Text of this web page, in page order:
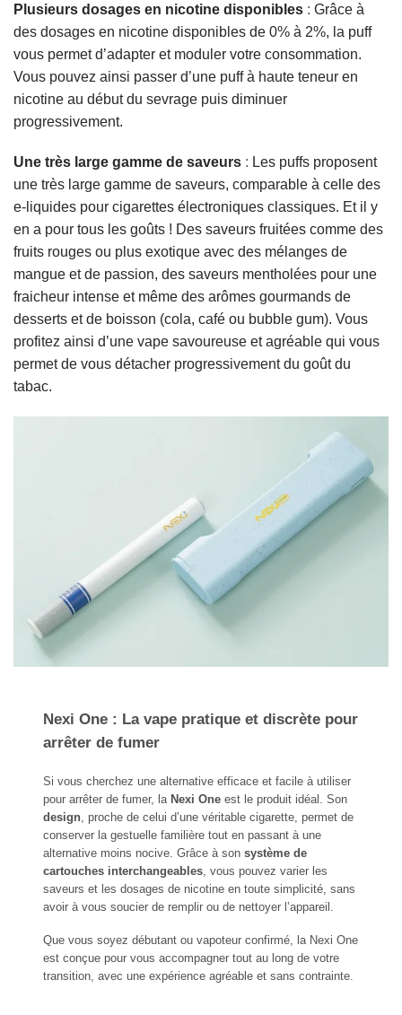
Plusieurs dosages en nicotine disponibles : Grâce à
des dosages en nicotine disponibles de 0% à 2%, la puff
vous permet d’adapter et moduler votre consommation.
Vous pouvez ainsi passer d’une puff à haute teneur en
nicotine au début du sevrage puis diminuer
progressivement.
Une très large gamme de saveurs : Les puffs proposent
une très large gamme de saveurs, comparable à celle des
e-liquides pour cigarettes électroniques classiques. Et il y
en a pour tous les goûts ! Des saveurs fruitées comme des
fruits rouges ou plus exotique avec des mélanges de
mangue et de passion, des saveurs mentholées pour une
fraicheur intense et même des arômes gourmands de
desserts et de boisson (cola, café ou bubble gum). Vous
profitez ainsi d’une vape savoureuse et agréable qui vous
permet de vous détacher progressivement du goût du
tabac.
Nexi One : La vape pratique et discrète pour
arrêter de fumer
Si vous cherchez une alternative efficace et facile à utiliser
pour arrêter de fumer, la Nexi One est le produit idéal. Son
design, proche de celui d’une véritable cigarette, permet de
conserver la gestuelle familière tout en passant à une
alternative moins nocive. Grâce à sonsystème de
cartouches interchangeables, vous pouvez varier les
saveurs et les dosages de nicotine en toute simplicité, sans
avoir à vous soucier de remplir ou de nettoyer l’appareil.
Que vous soyez débutant ou vapoteur confirmé, la Nexi One
est conçue pour vous accompagner tout au long de votre
transition, avec une expérience agréable et sans contrainte.